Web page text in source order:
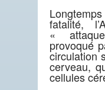
fatalité,
«
provoqué
circulation
cerveau,
cellules